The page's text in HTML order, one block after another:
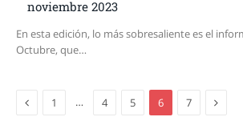
noviembre 2023
En esta edición, lo más sobresaliente es el
Octubre, que…
Previous
1 … 4 5 6 7 Next